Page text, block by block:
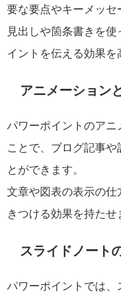
要な要点やキーメッセ
見出しや箇条書きを
イントを伝える効果を
アニメーション
パワーポイントのアニ
ことで、ブログ記事や
とができます。
文章や図表の表示の仕
きつける効果を持たせ
スライドノート
パワーポイントでは、